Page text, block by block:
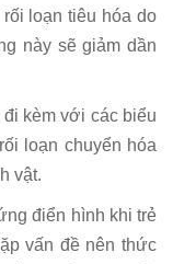
loạn tiêu hóa do
này sẽ giảm dần
kèm với các biểu
loạn chuyển hóa
vật.
điển hình khi trẻ
vấn đề nên thức